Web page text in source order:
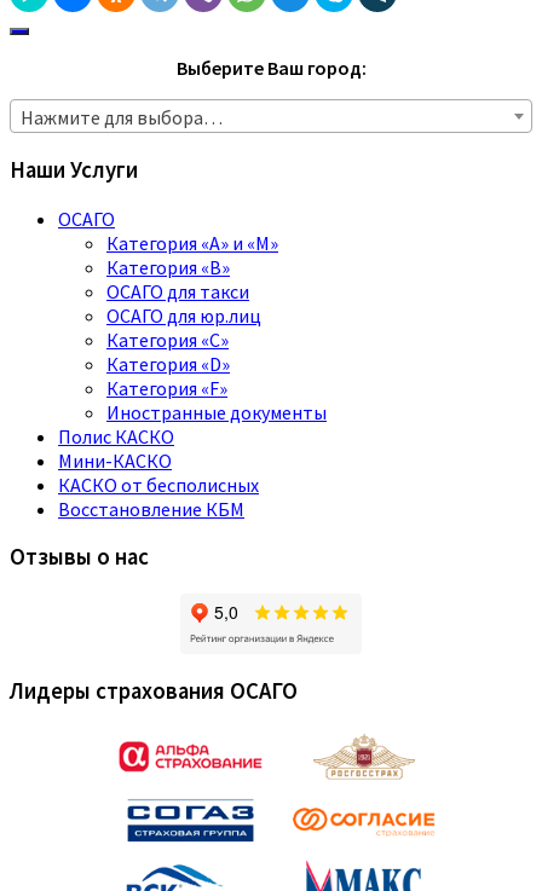
Выберите Ваш город:
Нажмите для выбора…
Наши Услуги
ОСАГО
Категория «A» и «M»
Категория «B»
ОСАГО для такси
ОСАГО для юр.лиц
Категория «C»
Категория «D»
Категория «F»
Иностранные документы
Полис КАСКО
Мини-КАСКО
КАСКО от бесполисных
Восстановление КБМ
Отзывы о нас
Лидеры страхования ОСАГО